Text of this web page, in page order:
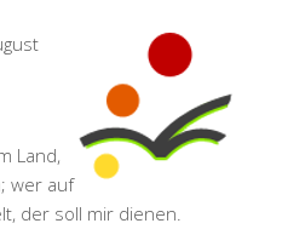
Land,
wer auf
der soll mir dienen.